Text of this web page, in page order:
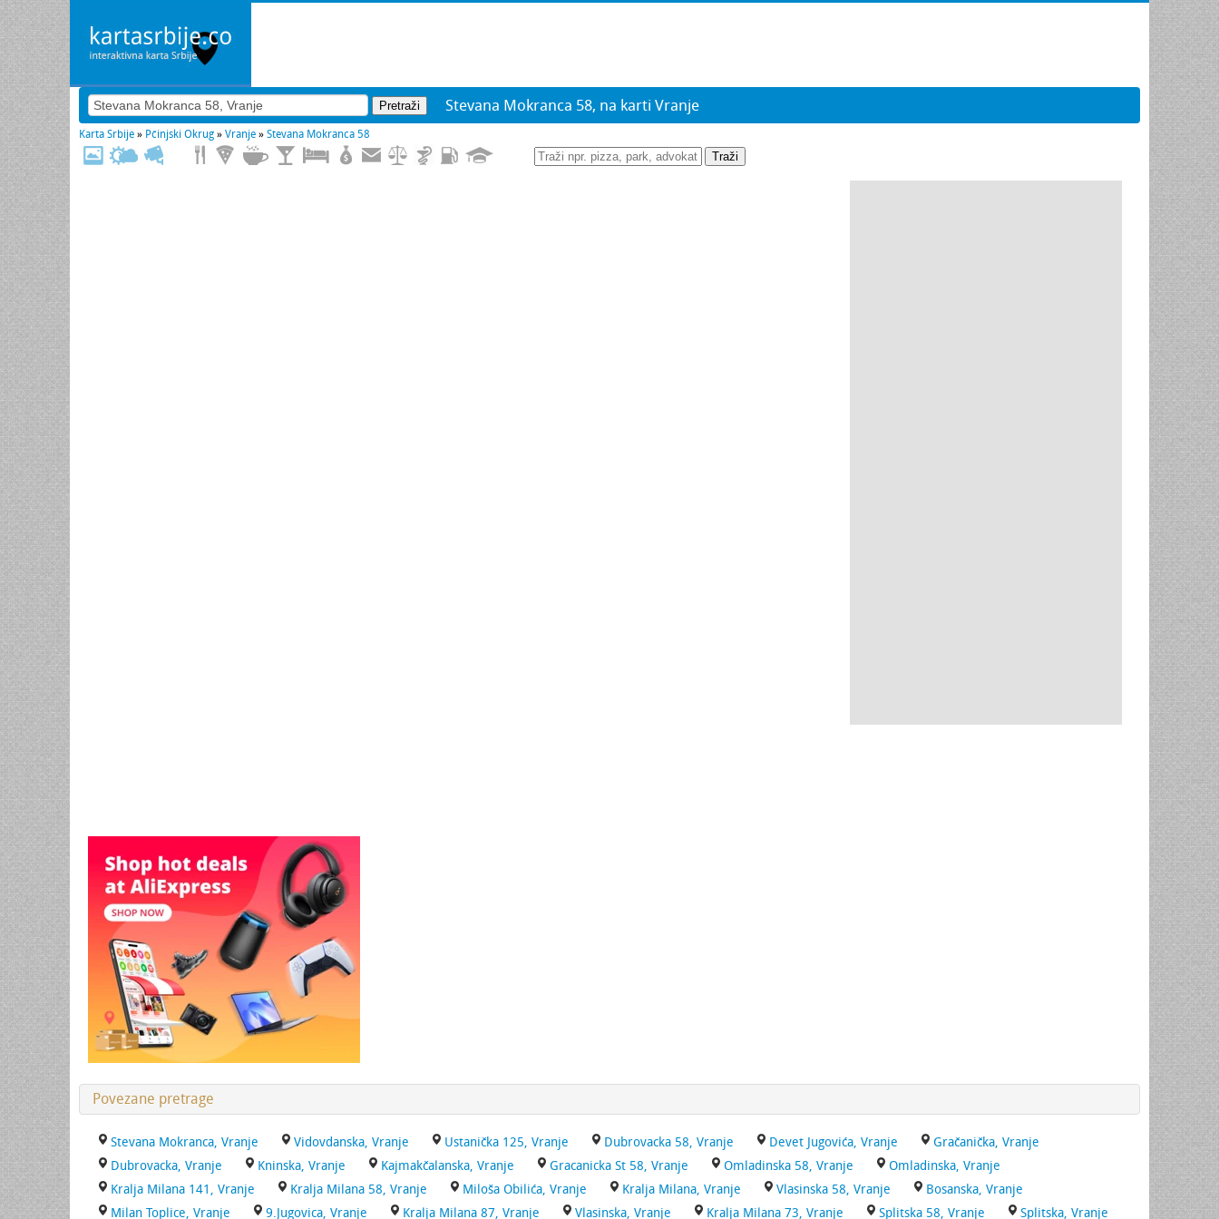
Stevana Mokranca 58, na karti Vranje
Karta Srbije » Pčinjski Okrug » Vranje » Stevana Mokranca 58
Traži
Povezane pretrage
Stevana Mokranca, Vranje Vidovdanska, Vranje Ustanička 125, Vranje Dubrovacka 58, Vranje Devet Jugovića, Vranje
Gračanička, Vranje
Dubrovacka, Vranje
Kninska, Vranje Kajmakčalanska, Vranje Gracanicka St 58, Vranje Omladinska 58, Vranje
Omladinska, Vranje
Kralja Milana 141, Vranje
Kralja Milana 58, Vranje Miloša Obilića, Vranje Kralja Milana, Vranje Vlasinska 58, Vranje
Bosanska, Vranje
Milan Toplice, Vranje
9.Jugovica, Vranje Kralja Milana 87, Vranje Vlasinska, Vranje Kralja Milana 73, Vranje Splitska 58, Vranje Splitska, Vranje